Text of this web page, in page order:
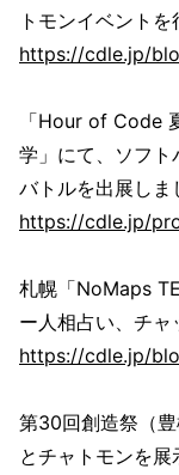
トモンイベントを
https://cdle.jp/
「Hour of Code
学」にて、ソフト
バトルを出展しま
https://cdle.jp/
札幌「NoMaps
ー人相占い、チャ
https://cdle.jp/
第30回創造祭（
とチャトモンを展